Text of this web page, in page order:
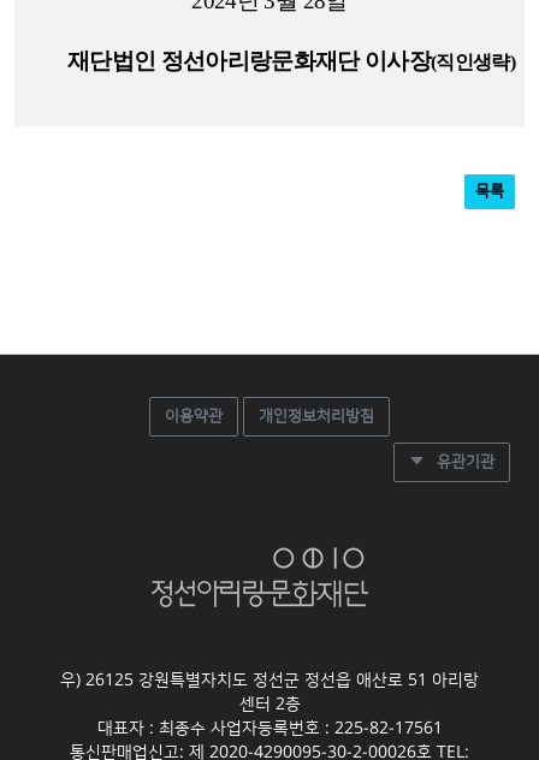
재단법인 정선아리랑문화재단 이사장(직인생략)
목록
이용약관 개인정보처리방침
유관기관
우) 26125 강원특별자치도 정선군 정선읍 애산로 51 아리랑
센터 2층
대표자 : 최종수 사업자등록번호 : 225-82-17561
통신판매업신고: 제 2020-4290095-30-2-00026호 TEL: